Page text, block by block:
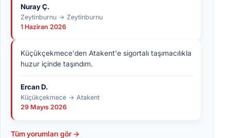
Nuray Ç.
Zeytinburnu → Zeytinburnu
1 Haziran 2026
Küçükçekmece'den Atakent'e sigortalı taşımacılıkla
huzur içinde taşındım.
Ercan D.
Küçükçekmece → Atakent
29 Mayıs 2026
Tüm yorumları gör →